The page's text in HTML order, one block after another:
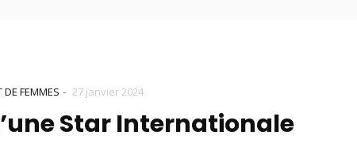
DE FEMMES - 27 janvier 2024
Star Internationale